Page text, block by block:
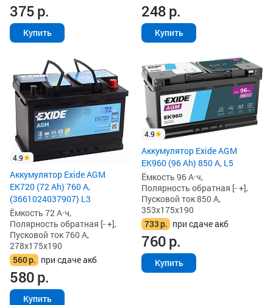
375р.
Купить
248р.
Купить
4.9
Аккумулятор Exide AGM
EK720 (72 Ah) 760 А,
(3661024037907) L3
Ёмкость 72 А·ч,
Полярность обратная [- +],
Пусковой ток 760 А,
278x175x190
560р. при сдаче акб
580р.
Купить
4.9
Аккумулятор Exide AGM
EK960 (96 Ah) 850 А, L5
Ёмкость 96 А·ч,
Полярность обратная [- +],
Пусковой ток 850 А,
353x175x190
733р. при сдаче акб
760р.
Купить